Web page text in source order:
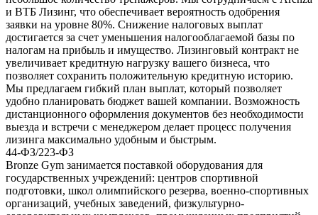
и ВТБ Лизинг, что обеспечивает вероятность одобрения
заявки на уровне 80%. Снижение налоговых выплат
достигается за счет уменьшения налогооблагаемой базы по
налогам на прибыль и имущество. Лизинговый контракт не
увеличивает кредитную нагрузку вашего бизнеса, что
позволяет сохранить положительную кредитную историю.
Мы предлагаем гибкий план выплат, который позволяет
удобно планировать бюджет вашей компании. Возможность
дистанционного оформления документов без необходимости
выезда и встречи с менеджером делает процесс получения
лизинга максимально удобным и быстрым.
44-ФЗ/223-ФЗ
Bronze Gym занимается поставкой оборудования для
государственных учреждений: центров спортивной
подготовки, школ олимпийского резерва, военно-спортивных
организаций, учебных заведений, физкультурно-